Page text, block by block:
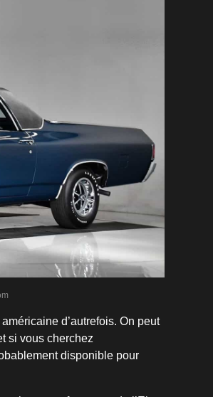
d’autrefois. On peut
si vous cherchez
disponible pour